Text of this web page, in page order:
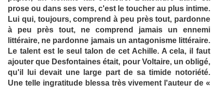
prose ou dans ses vers, c'est le toucher au plus intime.
Lui qui, toujours, comprend à peu près tout, pardonne
à peu près tout, ne comprend jamais un ennemi
littéraire, ne pardonne jamais un antagonisme littéraire.
Le talent est le seul talon de cet Achille. A cela, il faut
ajouter que Desfontaines était, pour Voltaire, un obligé,
qu'il lui devait une large part de sa timide notoriété.
Une telle ingratitude blessa très vivement l'auteur de «